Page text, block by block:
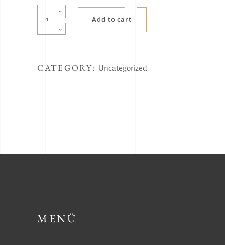
Hunt
quantity
Add to cart
CATEGORY: Uncategorized
MENÜ